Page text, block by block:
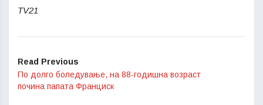
TV21
Read Previous
По долго боледување, на 88-годишна возраст
почина папата Франциск